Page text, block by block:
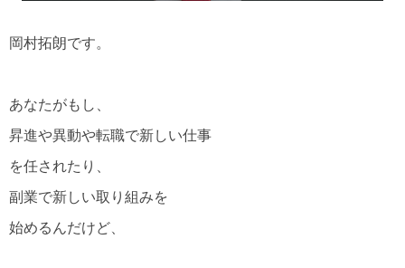
岡村拓朗です。
あなたがもし、
昇進や異動や転職で新しい仕事
を任されたり、
副業で新しい取り組みを
始めるんだけど、